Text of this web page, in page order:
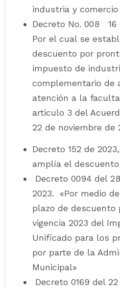
industria y comercio
Decreto No. 008 16
Por el cual se
descuento por
impuesto de
complementario de
atención a la
articulo 3 del
22 de noviembre de
Decreto 152 de
amplía el
Decreto 0094 del
2023. «Por medio
plazo de descuento
vigencia 2023 del
Unificado para los
por parte de la
Municipal»
Decreto 0169 del